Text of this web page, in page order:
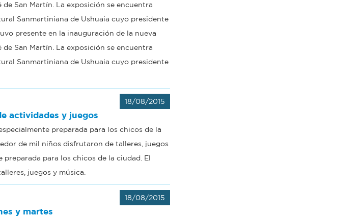
San Martín. La exposición se encuentra
Sanmartiniana de Ushuaia cuyo presidente
presente en la inauguración de la nueva
San Martín. La exposición se encuentra
Sanmartiniana de Ushuaia cuyo presidente
18/08/2015
actividades y juegos
preparada para los chicos de la
de mil niños disfrutaron de talleres, juegos
para los chicos de la ciudad. El
juegos y música.
18/08/2015
y martes